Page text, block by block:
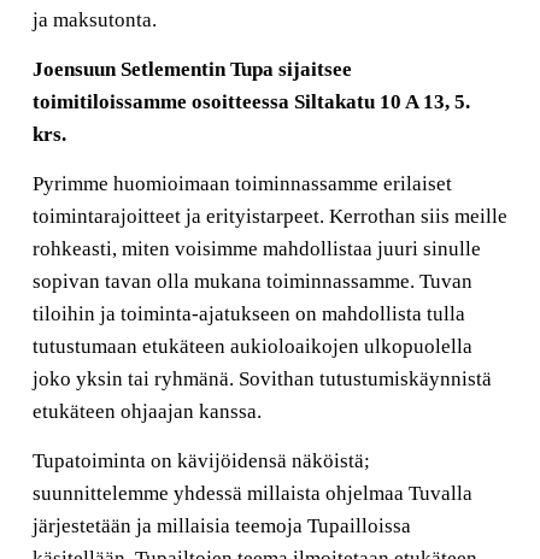
ja maksutonta.
Joensuun Setlementin Tupa sijaitsee
toimitiloissamme osoitteessa Siltakatu 10 A 13, 5.
krs.
Pyrimme huomioimaan toiminnassamme erilaiset
toimintarajoitteet ja erityistarpeet. Kerrothan siis meille
rohkeasti, miten voisimme mahdollistaa juuri sinulle
sopivan tavan olla mukana toiminnassamme. Tuvan
tiloihin ja toiminta-ajatukseen on mahdollista tulla
tutustumaan etukäteen aukioloaikojen ulkopuolella
joko yksin tai ryhmänä. Sovithan tutustumiskäynnistä
etukäteen ohjaajan kanssa.
Tupatoiminta on kävijöidensä näköistä;
suunnittelemme yhdessä millaista ohjelmaa Tuvalla
järjestetään ja millaisia teemoja Tupailloissa